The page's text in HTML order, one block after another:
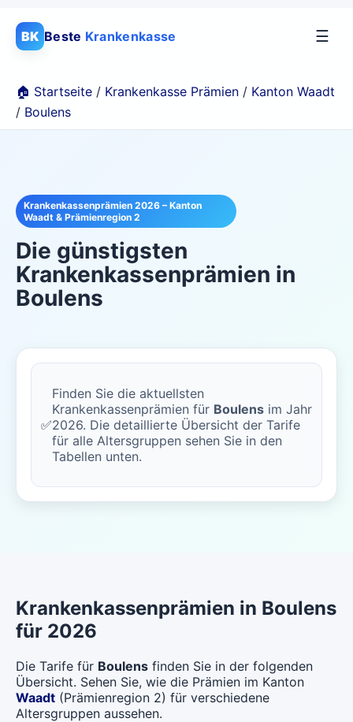
BK Beste Krankenkasse ☰
🏠 Startseite / Krankenkasse Prämien / Kanton Waadt
/ Boulens
Krankenkassenprämien 2026 – Kanton
Waadt & Prämienregion 2
Die günstigsten
Krankenkassenprämien in
Boulens
✅
Finden Sie die aktuellsten
Krankenkassenprämien für Boulens im Jahr
2026. Die detaillierte Übersicht der Tarife
für alle Altersgruppen sehen Sie in den
Tabellen unten.
Krankenkassenprämien in Boulens
für 2026
Die Tarife für Boulens finden Sie in der folgenden
Übersicht. Sehen Sie, wie die Prämien im Kanton
Waadt (Prämienregion 2) für verschiedene
Altersgruppen aussehen.